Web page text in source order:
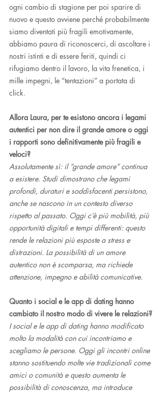
ogni cambio di stagione per poi sparire di
nuovo e questo avviene perché probabilmente
siamo diventati più fragili emotivamente,
abbiamo paura di riconoscerci, di ascoltare i
nostri istinti e di essere feriti, quindi ci
rifugiamo dentro il lavoro, la vita frenetica, i
mille impegni, le “tentazioni” a portata di
click.
Allora Laura, per te esistono ancora i legami
autentici per non dire il grande amore o oggi
i rapporti sono definitivamente più fragili e
veloci?
Assolutamente sì: il “grande amore” continua
a esistere. Studi dimostrano che legami
profondi, duraturi e soddisfacenti persistono,
anche se nascono in un contesto diverso
rispetto al passato. Oggi c’è più mobilità, più
opportunità digitali e tempi differenti: questo
rende le relazioni più esposte a stress e
distrazioni. La possibilità di un amore
autentico non è scomparsa, ma richiede
attenzione, impegno e abilità comunicative.
Quanto i social e le app di dating hanno
cambiato il nostro modo di vivere le relazioni?
I social e le app di dating hanno modificato
molto la modalità con cui incontriamo e
scegliamo le persone. Oggi gli incontri online
stanno sostituendo molte vie tradizionali come
amici o comunità e questo aumenta le
possibilità di conoscenza, ma introduce